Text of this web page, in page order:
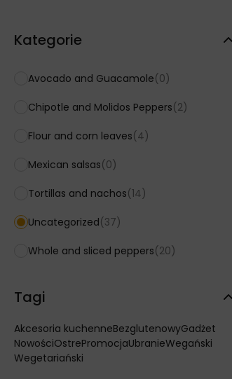
Kategorie
Avocado and Guacamole(0)
Chipotle and Molidos Peppers(2)
Flour and corn leaves(4)
Mexican salsas(0)
Tortillas and nachos(14)
Uncategorized(37)
Whole and sliced ​​peppers(20)
Tagi
Akcesoria kuchenneBezglutenowyGadżet
NowościOstrePromocjaUbranieWegański
Wegetariański